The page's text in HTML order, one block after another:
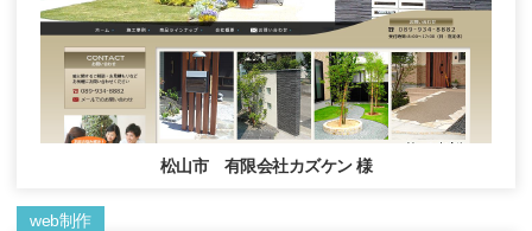
松山市 有限会社カズケン 様
web制作